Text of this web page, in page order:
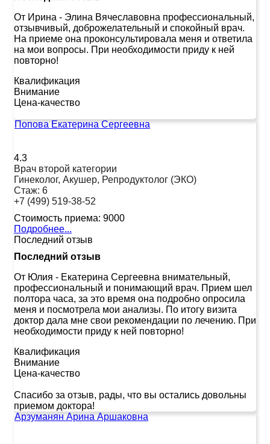
От Ирина - Элина Вячеславовна профессиональный,
отзывчивый, доброжелательный и спокойный врач.
На приеме она проконсультировала меня и ответила
на мои вопросы. При необходимости приду к ней
повторно!
Квалификация
Внимание
Цена-качество
Попова Екатерина Сергеевна
4.3
Врач второй категории
Гинеколог, Акушер, Репродуктолог (ЭКО)
Стаж: 6
+7 (499) 519-38-52
Стоимость приема: 9000
Подробнее...
Последний отзыв
Последний отзыв
От Юлия - Екатерина Сергеевна внимательный,
профессиональный и понимающий врач. Прием шел
полтора часа, за это время она подробно опросила
меня и посмотрела мои анализы. По итогу визита
доктор дала мне свои рекомендации по лечению. При
необходимости приду к ней повторно!
Квалификация
Внимание
Цена-качество
Спасибо за отзыв, рады, что вы остались довольны
приемом доктора!
Арзуманян Арина Аршаковна